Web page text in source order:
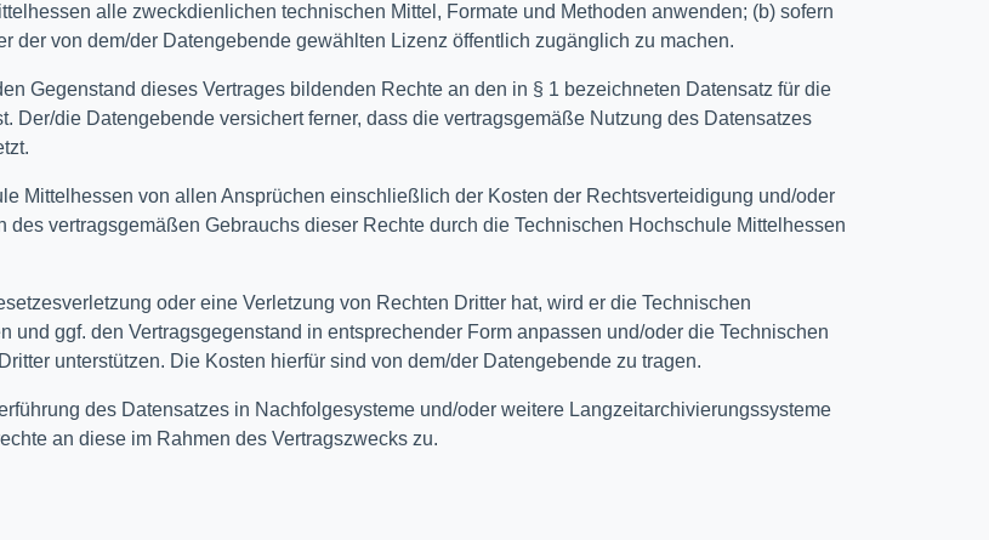
alle zweckdienlichen technischen Mittel, Formate und Methoden anwenden; (b) sofern
der von dem/der Datengebende gewählten Lizenz öffentlich zugänglich zu machen.
Gegenstand dieses Vertrages bildenden Rechte an den in § 1 bezeichneten Datensatz für die
Der/die Datengebende versichert ferner, dass die vertragsgemäße Nutzung des Datensatzes
Mittelhessen von allen Ansprüchen einschließlich der Kosten der Rechtsverteidigung und/oder
vertragsgemäßen Gebrauchs dieser Rechte durch die Technischen Hochschule Mittelhessen
oder eine Verletzung von Rechten Dritter hat, wird er die Technischen
ggf. den Vertragsgegenstand in entsprechender Form anpassen und/oder die Technischen
unterstützen. Die Kosten hierfür sind von dem/der Datengebende zu tragen.
des Datensatzes in Nachfolgesysteme und/oder weitere Langzeitarchivierungssysteme
an diese im Rahmen des Vertragszwecks zu.